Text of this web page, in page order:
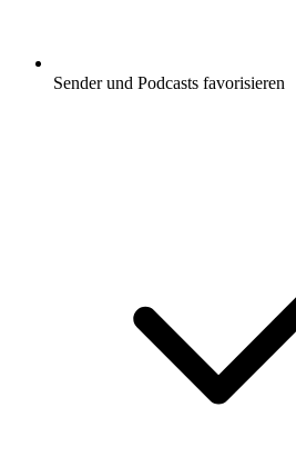
Sender und Podcasts favorisieren